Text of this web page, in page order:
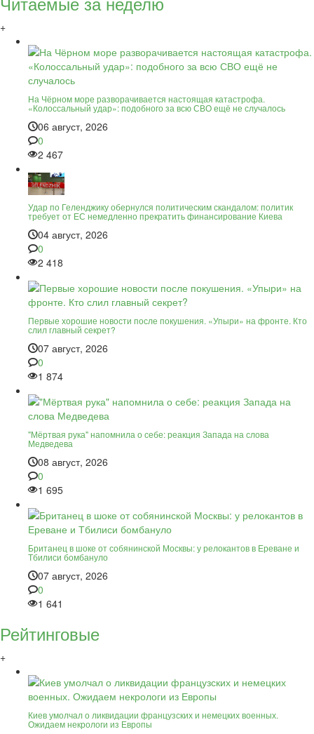
+
На Чёрном море разворачивается настоящая катастрофа.
«Колоссальный удар»: подобного за всю СВО ещё не случалось
06 август, 2026
0
2 467
Удар по Геленджику обернулся политическим скандалом: политик
требует от ЕС немедленно прекратить финансирование Киева
04 август, 2026
0
2 418
Первые хорошие новости после покушения. «Упыри» на фронте. Кто
слил главный секрет?
07 август, 2026
0
1 874
"Мёртвая рука" напомнила о себе: реакция Запада на слова
Медведева
08 август, 2026
0
1 695
Британец в шоке от собянинской Москвы: у релокантов в Ереване и
Тбилиси бомбануло
07 август, 2026
0
1 641
Рейтинговые
+
Киев умолчал о ликвидации французских и немецких военных.
Ожидаем некрологи из Европы